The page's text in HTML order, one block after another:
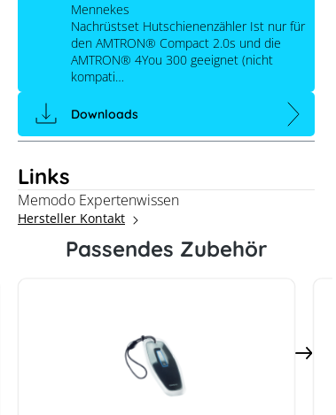
Mennekes Zähler Modbus RTU für
Lastmanagement
Links
Memodo Expertenwissen
Hersteller Kontakt
Mennekes
Nachrüstset Hutschienenzähler Ist nur für
den AMTRON® Compact 2.0s und die
AMTRON® 4You 300 geeignet (nicht
kompati…
Downloads
Passendes Zubehör